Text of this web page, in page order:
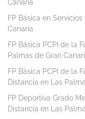
Canaria
FP Básica en
Canaria
FP Básica PCPI de la
Palmas de Gran
FP Básica PCPI de la
Distancia en Las
FP Deportiva Grado
Distancia en Las